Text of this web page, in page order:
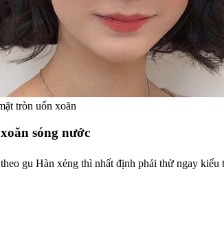
tròn uốn xoăn
sóng nước
gu Hàn xẻng thì nhất định phải thử ngay